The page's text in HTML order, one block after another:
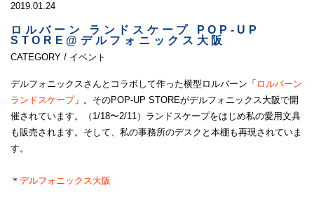
2019.01.24
ロルバーン ランドスケープ POP-UP
STORE@デルフォニックス大阪
CATEGORY / イベント
デルフォニックスさんとコラボして作った横型ロルバーン「 ロルバーン
ランドスケープ」。そのPOP-UP STOREがデルフォニックス大阪で開
催されています。（1/18〜2/11）ランドスケープをはじめ私の愛用文具
も販売されます。そして、私の事務所のデスクと本棚も再現されていま
す。
＊ デルフォニックス大阪